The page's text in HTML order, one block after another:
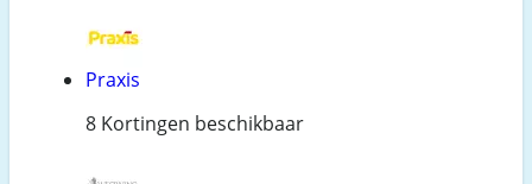
Praxis
8 Kortingen beschikbaar